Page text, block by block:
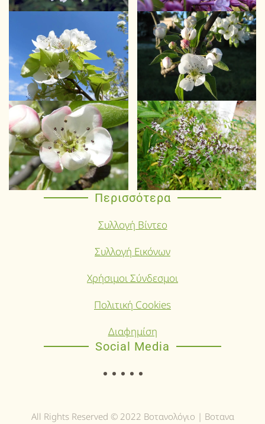
Περισσότερα
Συλλογή Βίντεο
Συλλογή Εικόνων
Χρήσιμοι Σύνδεσμοι
Πολιτική Cookies
Διαφημίση
Social Media
All Rights Reserved © 2022 Βοτανολόγιο | Βοτανα